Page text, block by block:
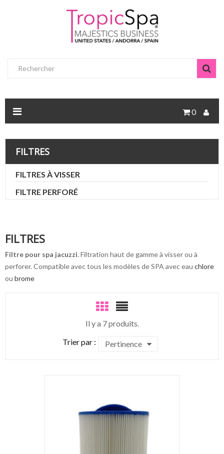
0
FILTRES
FILTRES À VISSER
FILTRE PERFORÉ
FILTRES
Filtre pour spa jacuzzi. Filtration haut de gamme à visser ou à
perforer. Compatible avec tous les modèles de SPA avec eau chlore
ou brome
Il y a 7 produits.
Trier par :
Pertinence